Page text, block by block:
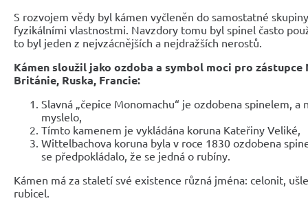
S rozvojem vědy byl kámen vyčleněn do samostatné
fyzikálními vlastnostmi. Navzdory tomu byl spinel často
to byl jeden z nejvzácnějších a nejdražších nerostů.
Kámen sloužil jako ozdoba a symbol moci pro zástupce
Británie, Ruska, Francie:
Slavná „čepice Monomachu“ je ozdobena spinelem, a
myslelo,
Tímto kamenem je vykládána koruna Kateřiny Veliké,
Wittelbachova koruna byla v roce 1830 ozdobena
se předpokládalo, že se jedná o rubíny.
Kámen má za staletí své existence různá jména: celonit,
rubicel.